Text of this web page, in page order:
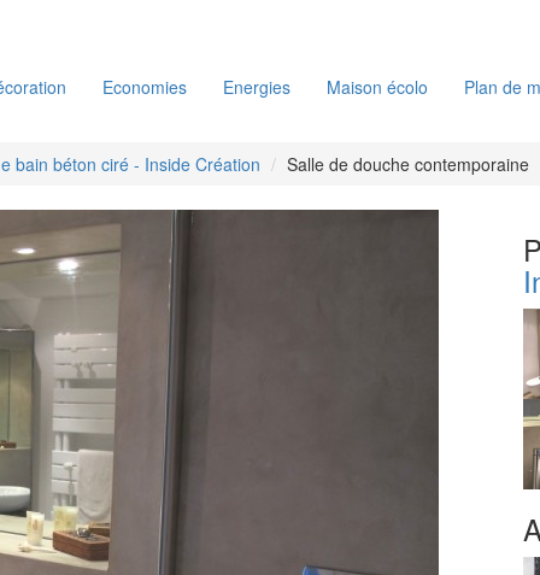
Economies Energies Maison écolo Plan de
bain béton ciré - Inside Création Salle de douche contemporaine